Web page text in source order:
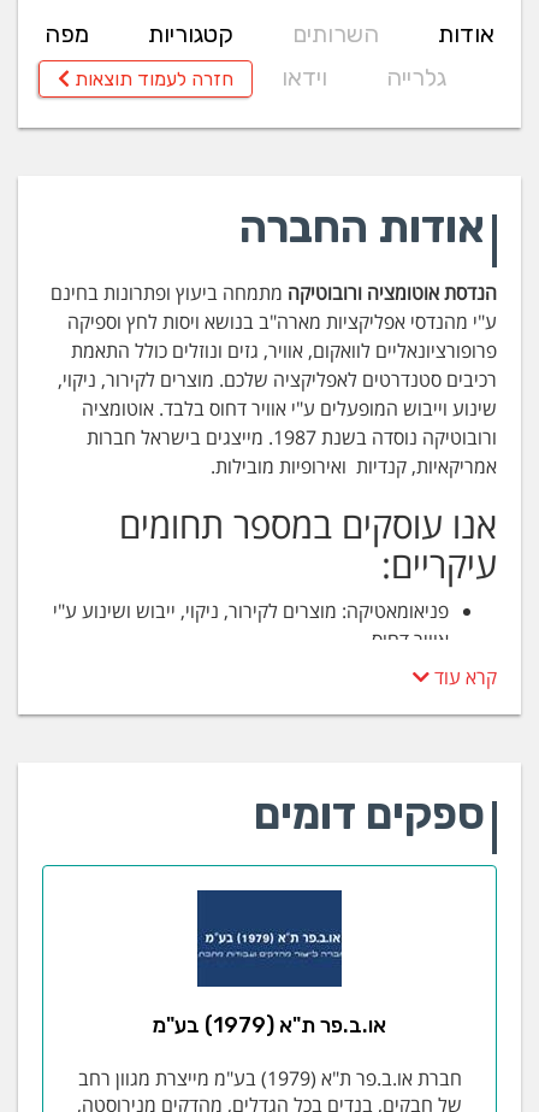
אודות השרותים קטגוריות
מפה
גלרייה
וידאו חזרה לעמוד תוצאות
אודות החברה
הנדסת אוטומציה ורובוטיקה מתמחה ביעוץ ופתרונות בחינם
ע"י מהנדסי אפליקציות מארה"ב בנושא ויסות לחץ וספיקה
פרופורציונאליים לוואקום, אוויר, גזים ונוזלים כולל התאמת
רכיבים סטנדרטים לאפליקציה שלכם. מוצרים לקירור, ניקוי,
שינוע וייבוש המופעלים ע"י אוויר דחוס בלבד. אוטומציה
ורובוטיקה נוסדה בשנת 1987. מייצגים בישראל חברות
אמריקאיות, קנדיות ואירופיות מובילות.
אנו עוסקים במספר תחומים
עיקריים:
פניאומאטיקה: מוצרים לקירור, ניקוי, ייבוש ושינוע ע"י
אוויר דחוס.
יעוץ ופתרונות בחינם ע"י מהנדסי אפליקציה
הרכיבים הסטנדרטים לאפליקציה שלכם.
פתרונות לחשמל סטטי וסקרי דליפות אוויר למפעלים.
רובוטיקה תעשייתית:מחליפי כלים ואביזרי קצה
מיוחדים לרובוטים.
יעוץ, תיכנון, בניה ואחזקה למערכים אוטומטיים.
פתרונות ואביזרים לבקרה
פרופורציונאלית באוויר גזים
ונוזלים
קרא עוד
ספקים דומים
או.ב.פר ת"א (1979) בע"מ
חברת או.ב.פר ת"א (1979) בע"מ מייצרת מגוון רחב
של חבקים, בנדים בכל הגדלים, מהדקים מנירוסטה,